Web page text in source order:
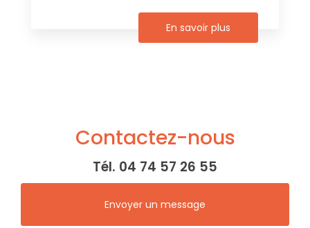
En savoir plus
Contactez-nous
Tél. 04 74 57 26 55
Envoyer un message